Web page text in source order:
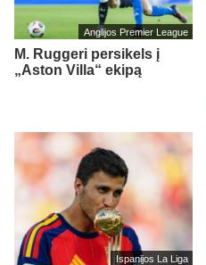
Anglijos Premier League
M. Ruggeri persikels į
„Aston Villa“ ekipą
Ispanijos La Liga